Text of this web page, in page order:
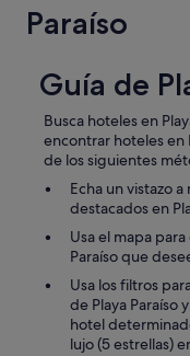
Paraíso
Guía de
Busca hoteles en
encontrar hoteles en
de los siguientes
Echa un vistazo
destacados en
Usa el mapa
Paraíso que
Usa los filtros
de Playa Paraíso
hotel
lujo (5 estrellas)